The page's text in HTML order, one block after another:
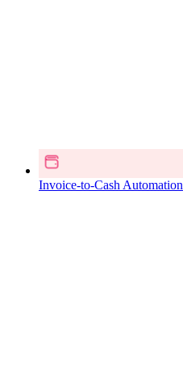
Invoice-to-Cash Automation